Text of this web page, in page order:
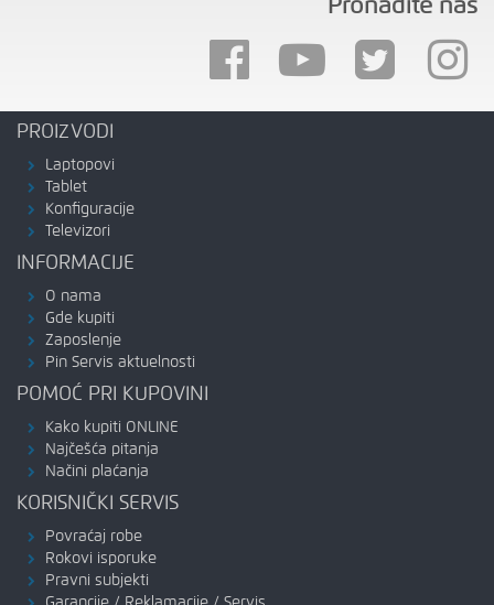
Pronađite nas
PROIZVODI
Laptopovi
Tablet
Konfiguracije
Televizori
INFORMACIJE
O nama
Gde kupiti
Zaposlenje
Pin Servis aktuelnosti
POMOĆ PRI KUPOVINI
Kako kupiti ONLINE
Najčešća pitanja
Načini plaćanja
KORISNIČKI SERVIS
Povraćaj robe
Rokovi isporuke
Pravni subjekti